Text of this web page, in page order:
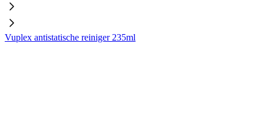
Vuplex antistatische reiniger 235ml